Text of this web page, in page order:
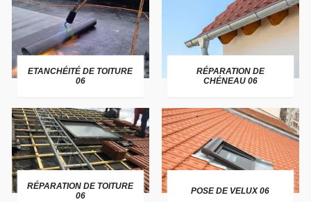
ETANCHÉITÉ DE TOITURE
06
RÉPARATION DE
CHÉNEAU 06
RÉPARATION DE TOITURE
06
POSE DE VELUX 06